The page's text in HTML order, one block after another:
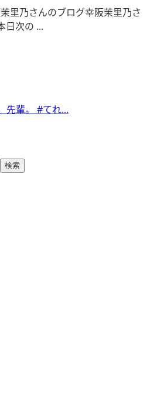
里乃さんのブログ幸阪茉里乃さ
日次の ...
先輩。 #てれ...